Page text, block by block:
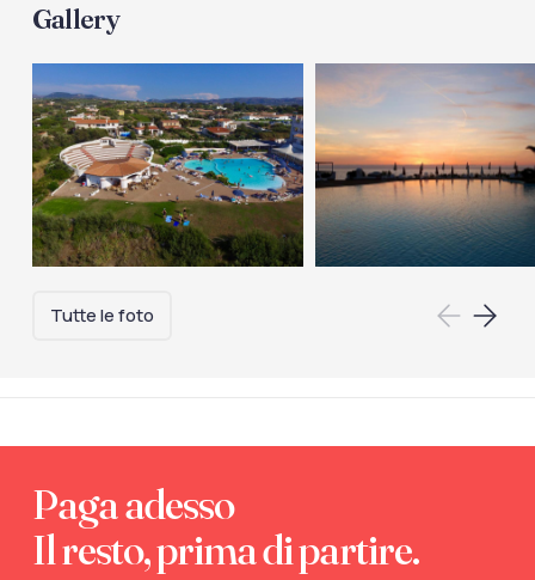
Gallery
Tutte le foto
Paga adesso
Il resto, prima di partire.